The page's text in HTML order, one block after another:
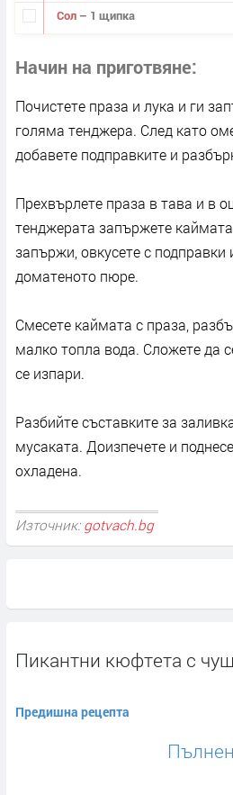
Сол – 1 щипка
Начин на приготвяне
Почистете праза и лука и ги
голяма тенджера. След като
добавете подправките и
Прехвърлете праза в тава и в
тенджерата запържете
запържи, овкусете с подправки
доматеното пюре.
Смесете каймата с праза,
малко топла вода. Сложете да
се изпари.
Разбийте съставките за
мусаката. Доизпечете и
охладена.
Източник: gotvach.bg
Пикантни кюфтета с
Предишна рецепта